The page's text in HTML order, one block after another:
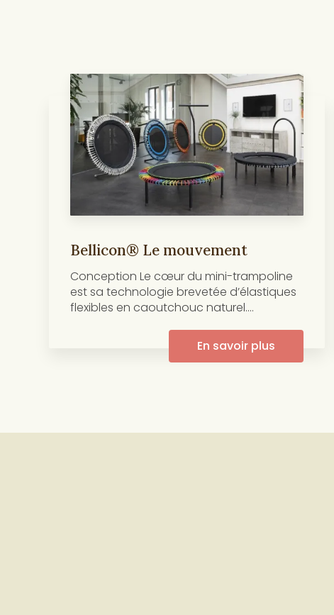
Bellicon® Le mouvement
Conception Le cœur du mini-trampoline
est sa technologie brevetée d’élastiques
flexibles en caoutchouc naturel....
En savoir plus